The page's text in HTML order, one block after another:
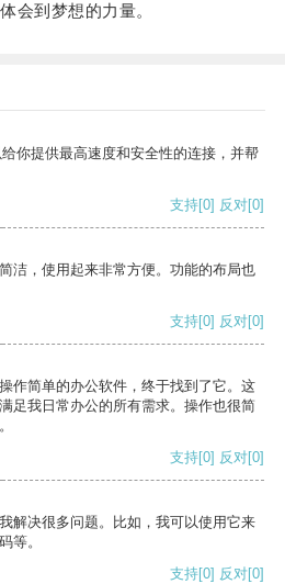
会到梦想的力量。
你提供最高速度和安全性的连接，并帮
支持[0] 反对[0]
洁，使用起来非常方便。功能的布局也
支持[0] 反对[0]
作简单的办公软件，终于找到了它。这
足我日常办公的所有需求。操作也很简
支持[0] 反对[0]
解决很多问题。比如，我可以使用它来
等。
支持[0] 反对[0]